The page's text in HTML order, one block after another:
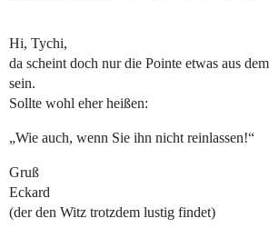
Hi, Tychi,
da scheint doch nur die Pointe etwas aus
sein.
Sollte wohl eher heißen:
„Wie auch, wenn Sie ihn nicht reinlassen!“
Gruß
Eckard
(der den Witz trotzdem lustig findet)